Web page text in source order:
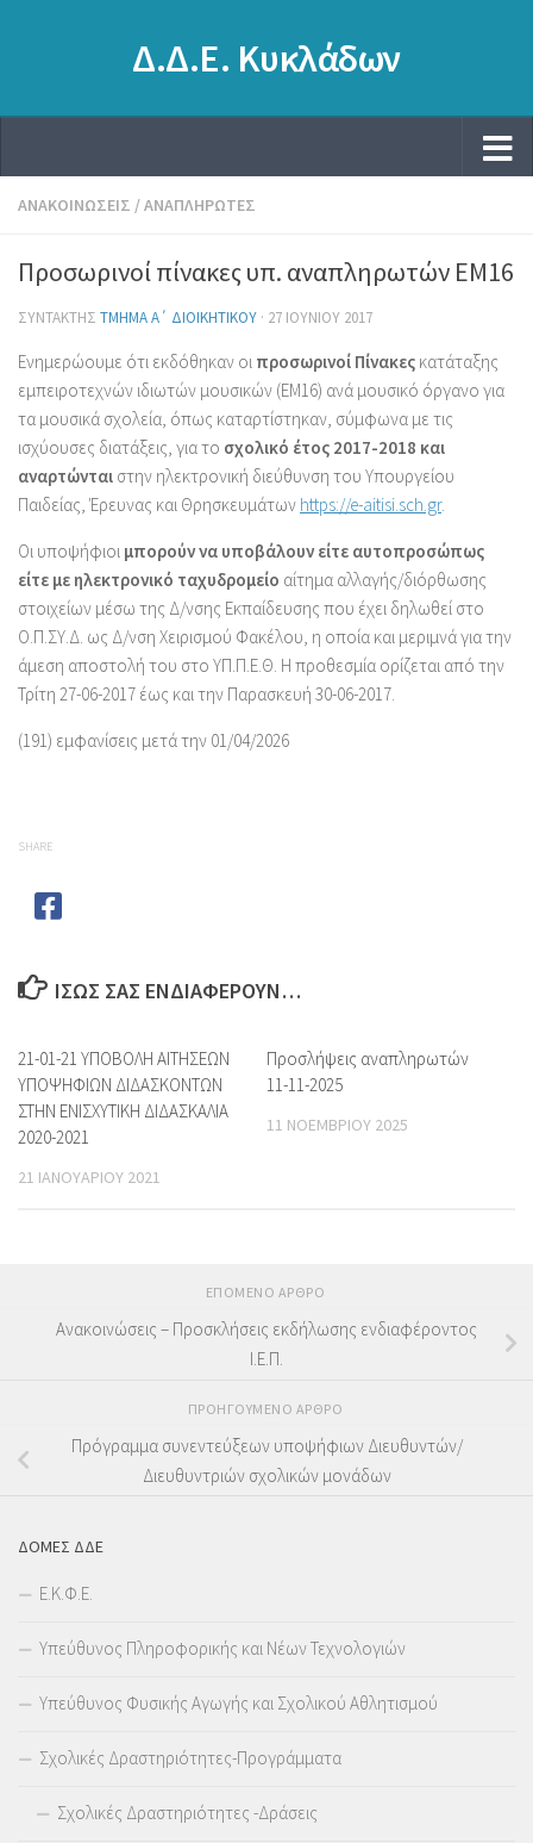
Δ.Δ.Ε. Κυκλάδων
ΑΝΑΚΟΙΝΏΣΕΙΣ /ΑΝΑΠΛΗΡΩΤΈΣ
Προσωρινοί πίνακες υπ. αναπληρωτών ΕΜ16
ΣΥΝΤΆΚΤΗΣ ΤΜΉΜΑ Α΄ ΔΙΟΙΚΗΤΙΚΟΎ · 27 ΙΟΥΝΊΟΥ 2017
Ενημερώουμε ότι εκδόθηκαν οι προσωρινοί Πίνακες κατάταξης
εμπειροτεχνών ιδιωτών μουσικών (ΕΜ16) ανά μουσικό όργανο για
τα μουσικά σχολεία, όπως καταρτίστηκαν, σύμφωνα με τις
ισχύουσες διατάξεις, για το σχολικό έτος 2017-2018 και
αναρτώνται στην ηλεκτρονική διεύθυνση του Υπουργείου
Παιδείας, Έρευνας και Θρησκευμάτων https://e-aitisi.sch.gr.
Οι υποψήφιοι μπορούν να υποβάλουν είτε αυτοπροσώπως
είτε με ηλεκτρονικό ταχυδρομείο αίτημα αλλαγής/διόρθωσης
στοιχείων μέσω της Δ/νσης Εκπαίδευσης που έχει δηλωθεί στο
Ο.Π.ΣΥ.Δ. ως Δ/νση Χειρισμού Φακέλου, η οποία και μεριμνά για την
άμεση αποστολή του στο ΥΠ.Π.Ε.Θ. Η προθεσμία ορίζεται από την
Τρίτη 27-06-2017 έως και την Παρασκευή 30-06-2017.
(191) εμφανίσεις μετά την 01/04/2026
SHARE
ΊΣΩΣ ΣΑΣ ΕΝΔΙΑΦΈΡΟΥΝ…
21-01-21 ΥΠΟΒΟΛΗ ΑΙΤΗΣΕΩΝ
ΥΠΟΨΗΦΙΩΝ ΔΙΔΑΣΚΟΝΤΩΝ
ΣΤΗΝ ΕΝΙΣΧΥΤΙΚΗ ΔΙΔΑΣΚΑΛΙΑ
2020-2021
21 ΙΑΝΟΥΑΡΊΟΥ 2021
Προσλήψεις αναπληρωτών
11-11-2025
11 ΝΟΕΜΒΡΊΟΥ 2025
ΕΠΌΜΕΝΟ ΆΡΘΡΟ
Ανακοινώσεις – Προσκλήσεις εκδήλωσης ενδιαφέροντος
Ι.Ε.Π.
ΠΡΟΗΓΟΎΜΕΝΟ ΆΡΘΡΟ
Πρόγραμμα συνεντεύξεων υποψήφιων Διευθυντών/
Διευθυντριών σχολικών μονάδων
ΔΟΜΕΣ ΔΔΕ
Ε.Κ.Φ.Ε.
Υπεύθυνος Πληροφορικής και Νέων Τεχνολογιών
Υπεύθυνος Φυσικής Αγωγής και Σχολικού Αθλητισμού
Σχολικές Δραστηριότητες-Προγράμματα
Σχολικές Δραστηριότητες -Δράσεις